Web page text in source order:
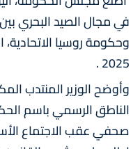
في مجال الصيد البحري
2025 .
وأوضح الوزير المنتدب
الناطق الرسمي باسم
صحفي عقب الاجتماع